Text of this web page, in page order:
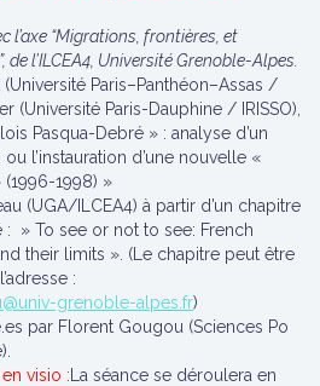
l’axe “Migrations, frontières, et
l’ILCEA4, Université Grenoble-Alpes.
Paris–Panthéon–Assas /
(Université Paris-Dauphine / IRISSO),
Pasqua-Debré » : analyse d’un
l’instauration d’une nouvelle «
1998) »
(UGA/ILCEA4) à partir d’un chapitre
: » To see or not to see: French
their limits ». (Le chapitre peut être
:
grenoble-alpes.fr)
par Florent Gougou (Sciences Po
visio : La séance se déroulera en